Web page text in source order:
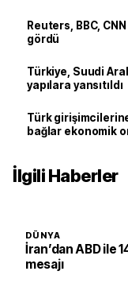
Reuters, BBC,
gördü
Türkiye, Suudi
yapılara yansıtıldı
Türk
bağlar ekonomik
İlgili Haberler
DÜNYA
İran’dan ABD ile
mesajı